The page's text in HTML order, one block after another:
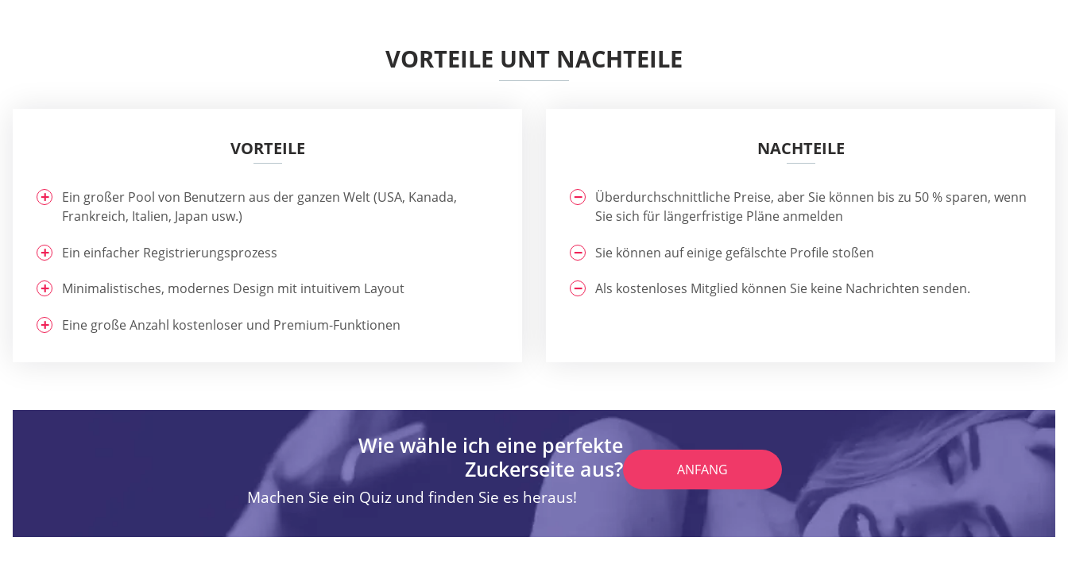
VORTEILE UNT NACHTEILE
VORTEILE
Ein großer Pool von Benutzern aus der ganzen Welt (USA, Kanada,
Frankreich, Italien, Japan usw.)
Ein einfacher Registrierungsprozess
Minimalistisches, modernes Design mit intuitivem Layout
Eine große Anzahl kostenloser und Premium-Funktionen
NACHTEILE
Überdurchschnittliche Preise, aber Sie können bis zu 50 % sparen, wenn
Sie sich für längerfristige Pläne anmelden
Sie können auf einige gefälschte Profile stoßen
Als kostenloses Mitglied können Sie keine Nachrichten senden.
Wie wähle ich eine perfekte
Zuckerseite aus?
Machen Sie ein Quiz und finden Sie es heraus!
ANFANG